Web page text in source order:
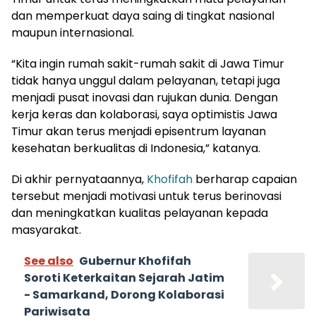
dan memperkuat daya saing di tingkat nasional
maupun internasional.
“Kita ingin rumah sakit-rumah sakit di Jawa Timur
tidak hanya unggul dalam pelayanan, tetapi juga
menjadi pusat inovasi dan rujukan dunia. Dengan
kerja keras dan kolaborasi, saya optimistis Jawa
Timur akan terus menjadi episentrum layanan
kesehatan berkualitas di Indonesia,” katanya.
Di akhir pernyataannya, Khofifah berharap capaian
tersebut menjadi motivasi untuk terus berinovasi
dan meningkatkan kualitas pelayanan kepada
masyarakat.
See also Gubernur Khofifah
Soroti Keterkaitan Sejarah Jatim
- Samarkand, Dorong Kolaborasi
Pariwisata